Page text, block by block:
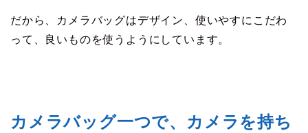
だから、カメラバッグはデザイン、使いやすにこだわ
って、良いものを使うようにしています。
カメラバッグ一つで、カメラを持ち